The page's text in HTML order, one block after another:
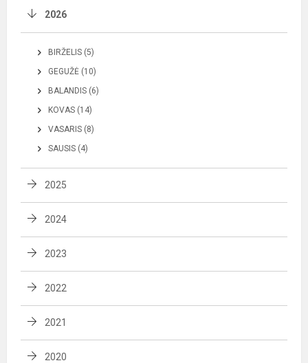
2026
BIRŽELIS (5)
GEGUŽĖ (10)
BALANDIS (6)
KOVAS (14)
VASARIS (8)
SAUSIS (4)
2025
2024
2023
2022
2021
2020